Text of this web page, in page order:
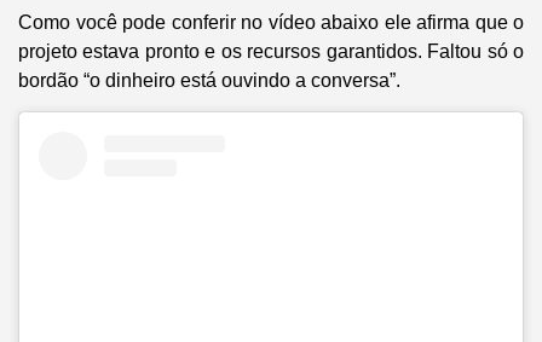
Como você pode conferir no vídeo abaixo ele afirma que o
projeto estava pronto e os recursos garantidos. Faltou só o
bordão “o dinheiro está ouvindo a conversa”.